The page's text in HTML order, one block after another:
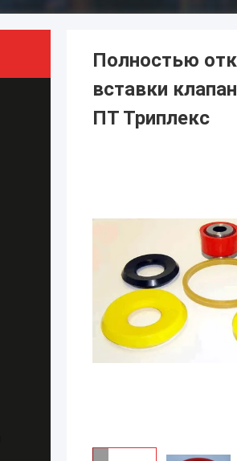
Полностью
вставки
ПТ Триплекс